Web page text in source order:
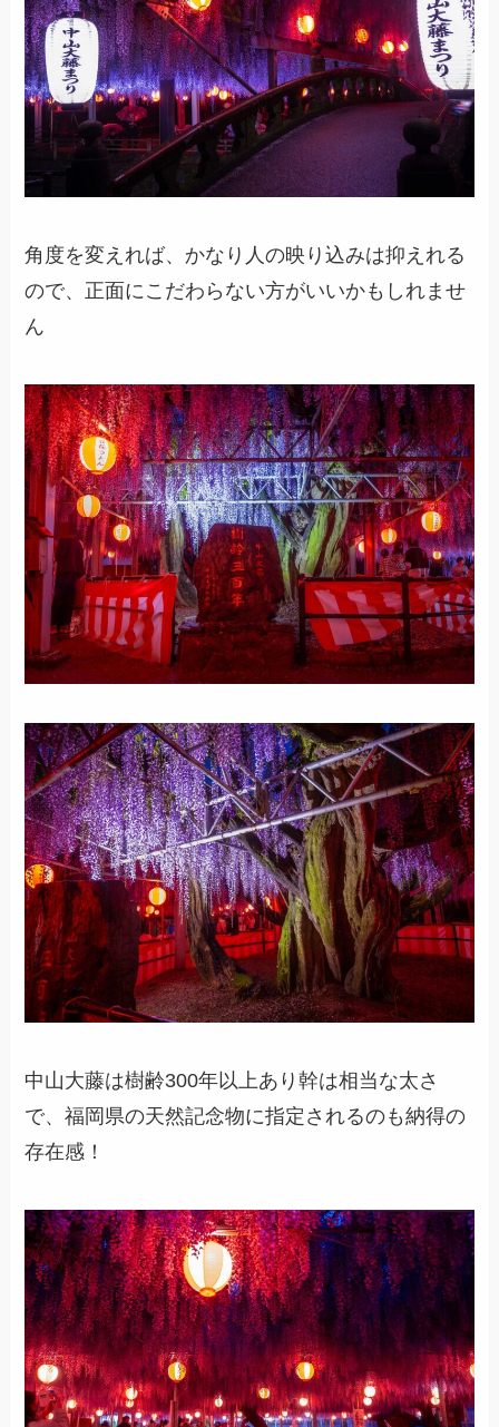
角度を変えれば、かなり人の映り込みは抑えれる
ので、正面にこだわらない方がいいかもしれませ
ん
中山大藤は樹齢300年以上あり幹は相当な太さ
で、福岡県の天然記念物に指定されるのも納得の
存在感！